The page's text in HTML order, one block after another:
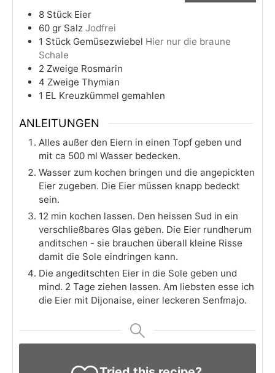
8 Stück Eier
60 gr Salz Jodfrei
1 Stück Gemüsezwiebel Hier nur die braune
Schale
2 Zweige Rosmarin
4 Zweige Thymian
1 EL Kreuzkümmel gemahlen
ANLEITUNGEN
Alles außer den Eiern in einen Topf geben und
mit ca 500 ml Wasser bedecken.
Wasser zum kochen bringen und die angepickten
Eier zugeben. Die Eier müssen knapp bedeckt
sein.
12 min kochen lassen. Den heissen Sud in ein
verschließbares Glas geben. Die Eier rundherum
anditschen - sie brauchen überall kleine Risse
damit die Sole eindringen kann.
Die angeditschten Eier in die Sole geben und
mind. 2 Tage ziehen lassen. Am liebsten esse ich
die Eier mit Dijonaise, einer leckeren Senfmajo.